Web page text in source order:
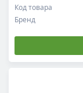
Код товара
Бренд